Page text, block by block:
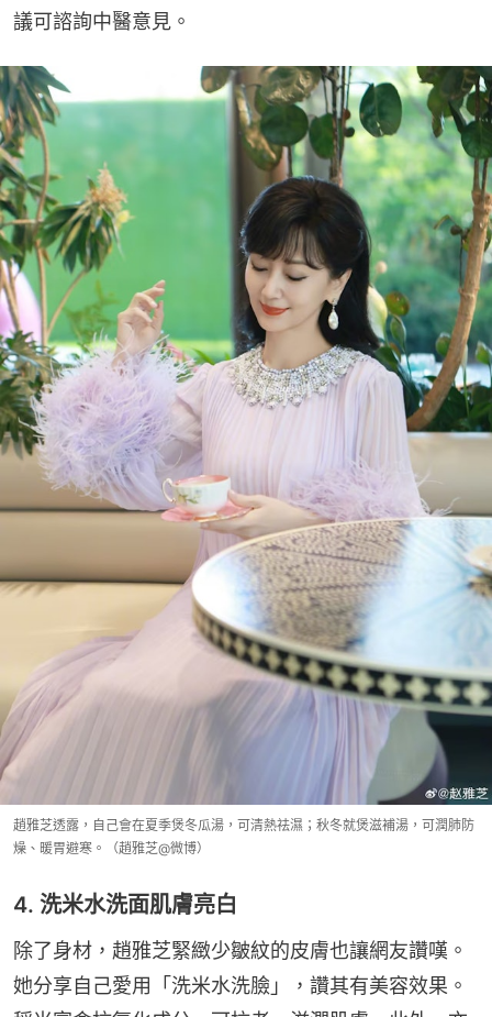
議可諮詢中醫意見。
趙雅芝透露，自己會在夏季煲冬瓜湯，可清熱祛濕；秋冬就煲滋補湯，可潤肺防
燥、暖胃避寒。（趙雅芝@微博）
4. 洗米水洗面肌膚亮白
除了身材，趙雅芝緊緻少皺紋的皮膚也讓網友讚嘆。
她分享自己愛用「洗米水洗臉」，讚其有美容效果。